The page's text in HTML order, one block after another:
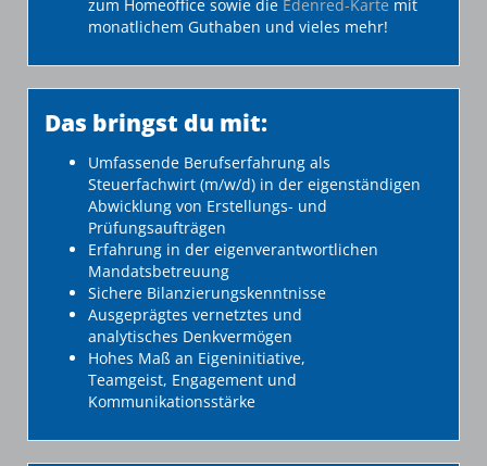
zum Homeoffice sowie die Edenred-Karte mit
monatlichem Guthaben und vieles mehr!
Das bringst du mit:
Umfassende Berufserfahrung als
Steuerfachwirt (m/w/d) in der eigenständigen
Abwicklung von Erstellungs- und
Prüfungsaufträgen
Erfahrung in der eigenverantwortlichen
Mandatsbetreuung
Sichere Bilanzierungskenntnisse
Ausgeprägtes vernetztes und
analytisches Denkvermögen
Hohes Maß an Eigeninitiative,
Teamgeist, Engagement und
Kommunikationsstärke